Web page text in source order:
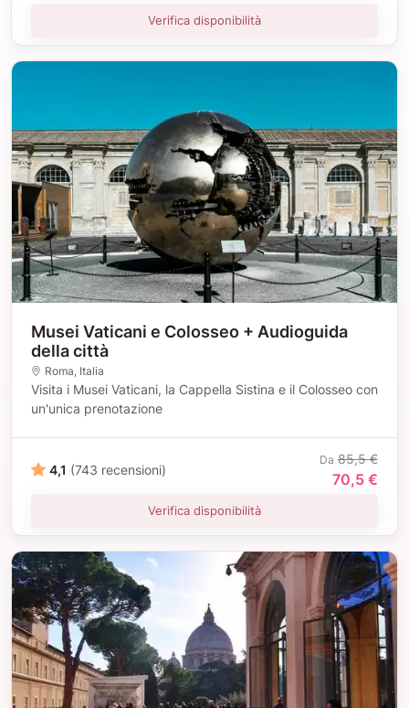
Verifica disponibilità
Musei Vaticani e Colosseo + Audioguida
della città
Roma , Italia
Visita i Musei Vaticani, la Cappella Sistina e il Colosseo con
un'unica prenotazione
4,1 (743 recensioni)
Da 85,5 €
70,5 €
Verifica disponibilità